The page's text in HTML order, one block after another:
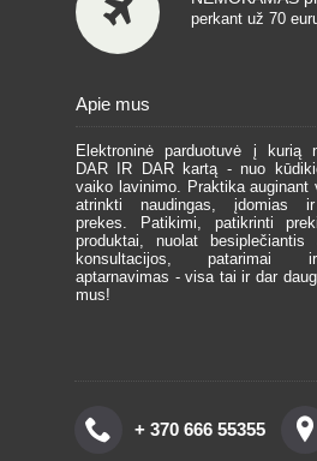
perkant už 70
Apie mus
Elektroninė parduotuvė į kurią
DAR IR DAR kartą - nuo
vaiko lavinimo. Praktika auginant
atrinkti naudingas, įdomias
prekes. Patikimi, patikrinti
produktai, nuolat besiplečiantis
konsultacijos, patarimai
aptarnavimas - visa tai ir dar
mus!
+ 370 666 55355